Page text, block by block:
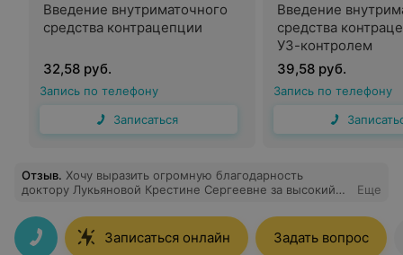
Введение внутриматочного
средства контрацепции
32,58 руб.
Запись по телефону
Записаться
Введение
средства
УЗ-контролем
39,58 руб.
Запись по телефону
Отзыв. Хочу выразить огромную благодарность
доктору Лукьяновой Крестине Сергеевне за высокий
Очень внимательный доктор и я очень рада, что
попала на прием именно к Вам! Смело рекомендую
всем, кто ищет квалифицированную помощь!
Еще
Записаться онлайн Задать вопрос